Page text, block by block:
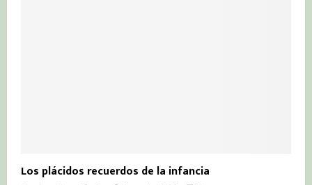
Los plácidos recuerdos de la infancia